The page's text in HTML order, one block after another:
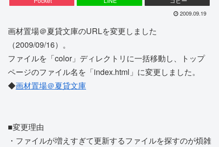
2009.09.19
画材置場＠夏貸文庫のURLを変更しました
（2009/09/16）。
ファイルを「color」ディレクトリに一括移動し、トップ
ページのファイル名を「index.html」に変更しました。
◆画材置場＠夏貸文庫
■変更理由
・ファイルが増えすぎて更新するファイルを探すのが煩雑